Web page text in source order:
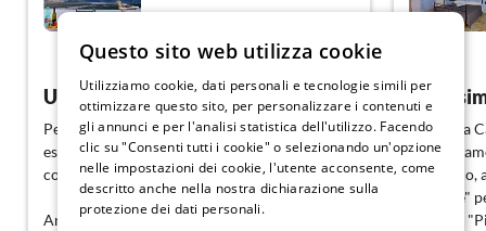
Mostra tedesco
Un luogo bellissimo in cui perdere il cuore
Per la seconda volta mi è stato permesso di
essere ospite di Casa Bianca. È stato un po'
come tornare a casa.
Anche questa volta ho potuto godere del
Poiché la
volevamo,
"Grande"
Come la
Questo sito web utilizza cookie
Utilizziamo cookie, dati personali e tecnologie simili per
ottimizzare questo sito, per personalizzare i contenuti e
gli annunci e per l'analisi statistica dell'utilizzo. Facendo
clic su "Consenti tutti i cookie" o selezionando un'opzione
nelle impostazioni dei cookie, l'utente acconsente, come
descritto anche nella nostra dichiarazione sulla
protezione dei dati personali.